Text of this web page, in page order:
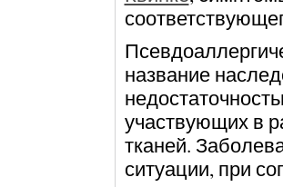
название
участвующих в
тканей.
ситуации, при